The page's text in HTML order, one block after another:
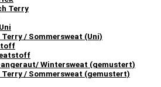
Terry
Terry / Sommersweat (Uni)
Wintersweat (gemustert)
Terry / Sommersweat (gemustert)